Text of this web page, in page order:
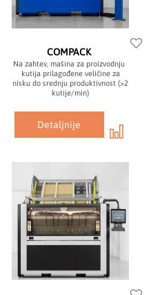
COMPACK
Na zahtev, mašina za proizvodnju
kutija prilagođene veličine za
nisku do srednju produktivnost (>2
kutije/min)
Detaljnije